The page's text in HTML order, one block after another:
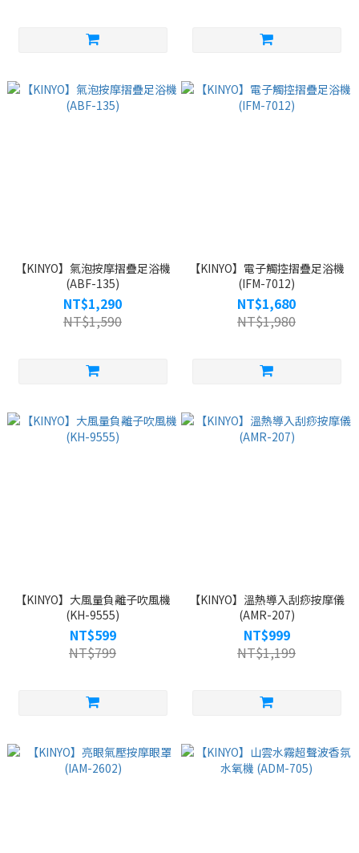
【KINYO】氣泡按摩摺疊足浴機
(ABF-135)
NT$1,290
NT$1,590
【KINYO】電子觸控摺疊足浴機
(IFM-7012)
NT$1,680
NT$1,980
【KINYO】大風量負離子吹風機
(KH-9555)
NT$599
NT$799
【KINYO】溫熱導入刮痧按摩儀
(AMR-207)
NT$999
NT$1,199